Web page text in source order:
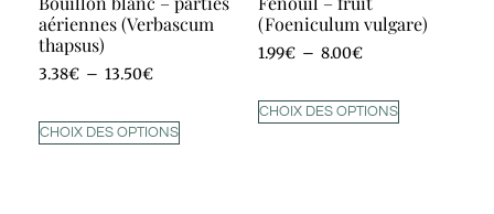
aériennes (Verbascum
thapsus)
3.38€ – 13.50€
CHOIX DES OPTIONS
(Foeniculum vulgare)
1.99€ – 8.00€
CHOIX DES OPTIONS